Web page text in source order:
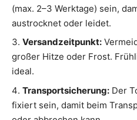
(max. 2–3 Werktage) sein,
austrocknet oder leidet.
Versandzeitpunkt:
großer Hitze oder Frost.
ideal.
Transportsicherung: Der
fixiert sein, damit beim